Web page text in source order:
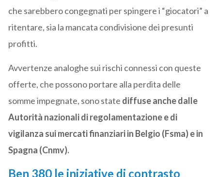
che sarebbero congegnati per spingere i “giocatori” a
ritentare, sia la mancata condivisione dei presunti
profitti.
Avvertenze analoghe sui rischi connessi con queste
offerte, che possono portare alla perdita delle
somme impegnate, sono state diffuse anche dalle
Autorità nazionali di regolamentazione e di
vigilanza sui mercati finanziari in Belgio (Fsma) e in
Spagna (Cnmv).
Ben 380 le iniziative di contrasto